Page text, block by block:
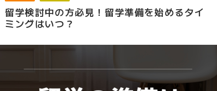
留学検討中の方必見！留学準備を始めるタイ
ミングはいつ？